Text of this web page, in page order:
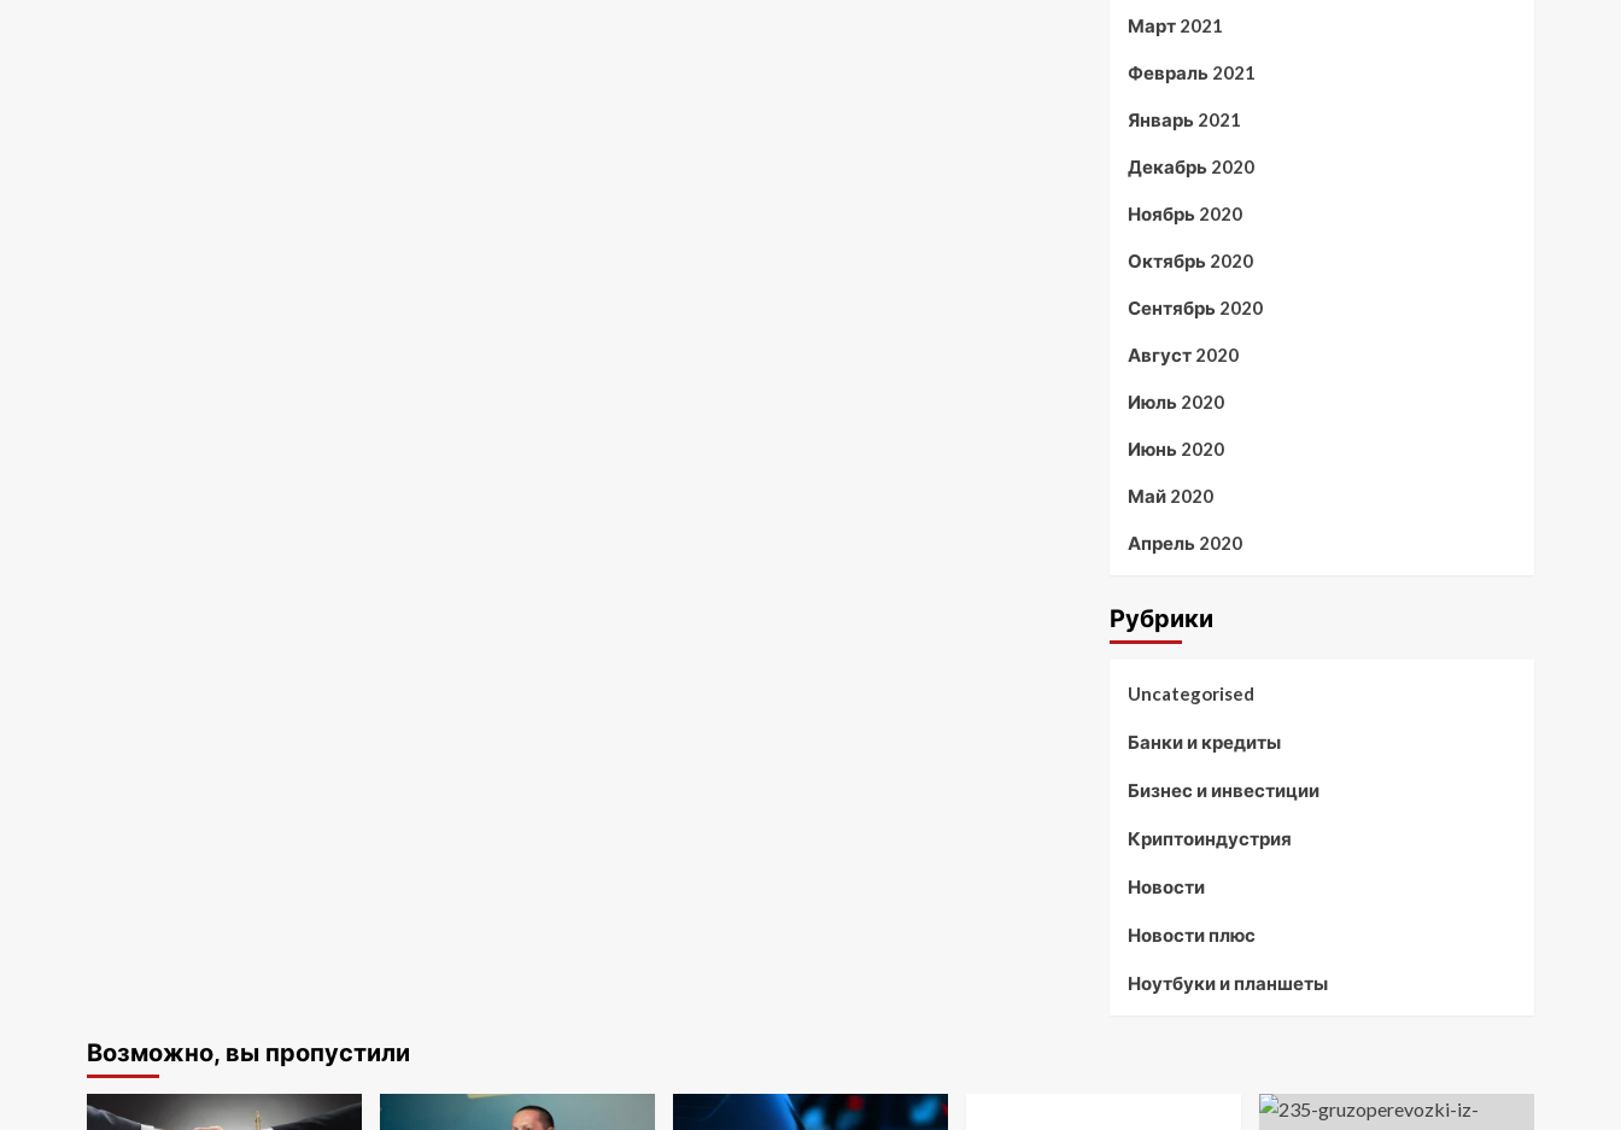
Март 2021
Февраль 2021
Январь 2021
Декабрь 2020
Ноябрь 2020
Октябрь 2020
Сентябрь 2020
Август 2020
Июль 2020
Июнь 2020
Май 2020
Апрель 2020
Рубрики
Uncategorised
Банки и кредиты
Бизнес и инвестиции
Криптоиндустрия
Новости
Новости плюс
Ноутбуки и планшеты
Возможно, вы пропустили